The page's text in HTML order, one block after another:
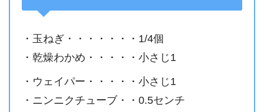
・玉ねぎ・・・・・・・1/4個
・乾燥わかめ・・・・・小さじ1
・ウェイパー・・・・・小さじ1
・ニンニクチューブ・・0.5センチ